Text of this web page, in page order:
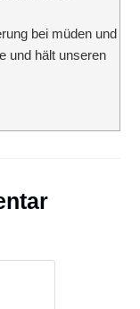
bei müden und
und hält unseren